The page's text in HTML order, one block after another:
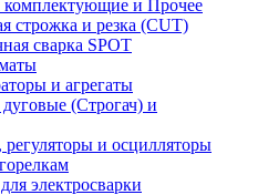
и Прочее
строжка и резка (CUT)
сварка SPOT
и агрегаты
(Строгач) и
регуляторы и осцилляторы
электросварки